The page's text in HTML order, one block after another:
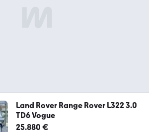
Land Rover Range Rover L322 3.0
TD6 Vogue
25.880 €